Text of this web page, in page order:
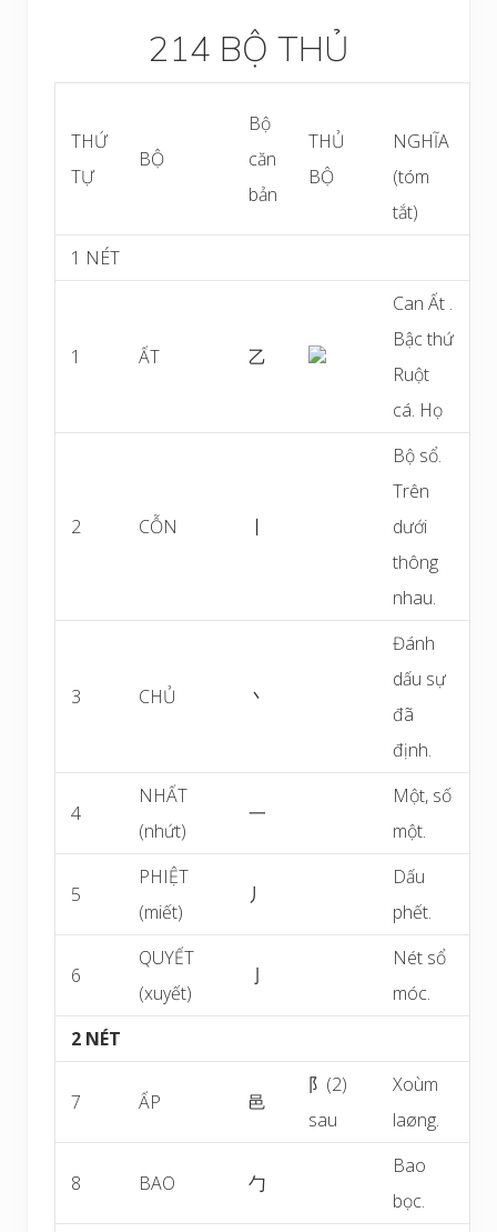
214 BỘ THỦ
THỨ
TỰ
BỘ
Bộ
căn
bản
THỦ
BỘ
NGHĨA
(tóm
tắt)
1 NÉT
1 ẤT 乙
Can Ất .
Bậc thứ
Ruột
cá. Họ
2 CỖN 丨
Bộ sổ.
Trên
dưới
thông
nhau.
3 CHỦ 丶
Đánh
dấu sự
đã
định.
4
NHẤT
(nhứt)
一
Một, số
một.
5
PHIỆT
(miết)
丿
Dấu
phết.
6
QUYẾT
(xuyết)
亅
Nét sổ
móc.
2 NÉT
7 ẤP 邑
阝(2)
sau
Xoùm
laøng.
8 BAO 勹
Bao
bọc.